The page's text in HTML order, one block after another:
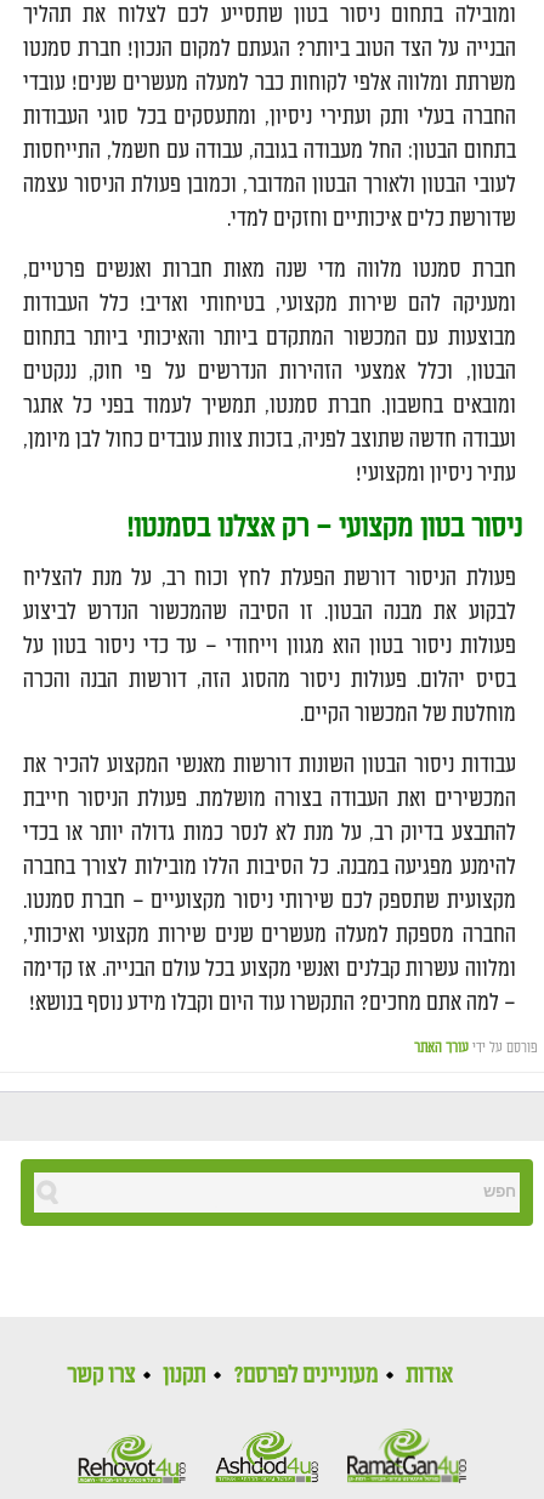
ומובילה בתחום ניסור בטון שתסייע לכם לצלוח את תהליך
הבנייה על הצד הטוב ביותר? הגעתם למקום הנכון! חברת סמנטו
משרתת ומלווה אלפי לקוחות כבר למעלה מעשרים שנים! עובדי
החברה בעלי ותק ועתירי ניסיון, ומתעסקים בכל סוגי העבודות
בתחום הבטון: החל מעבודה בגובה, עבודה עם חשמל, התייחסות
לעובי הבטון ולאורך הבטון המדובר, וכמובן פעולת הניסור עצמה
שדורשת כלים איכותיים וחזקים למדי.
חברת סמנטו מלווה מדי שנה מאות חברות ואנשים פרטיים,
ומעניקה להם שירות מקצועי, בטיחותי ואדיב! כלל העבודות
מבוצעות עם המכשור המתקדם ביותר והאיכותי ביותר בתחום
הבטון, וכלל אמצעי הזהירות הנדרשים על פי חוק, ננקטים
ומובאים בחשבון. חברת סמנטו, תמשיך לעמוד בפני כל אתגר
ועבודה חדשה שתוצב לפניה, בזכות צוות עובדים כחול לבן מיומן,
עתיר ניסיון ומקצועי!
ניסור בטון מקצועי – רק אצלנו בסמנטו!
פעולת הניסור דורשת הפעלת לחץ וכוח רב, על מנת להצליח
לבקוע את מבנה הבטון. זו הסיבה שהמכשור הנדרש לביצוע
פעולות ניסור בטון הוא מגוון וייחודי – עד כדי ניסור בטון על
בסיס יהלום. פעולות ניסור מהסוג הזה, דורשות הבנה והכרה
מוחלטת של המכשור הקיים.
עבודות ניסור הבטון השונות דורשות מאנשי המקצוע להכיר את
המכשירים ואת העבודה בצורה מושלמת. פעולת הניסור חייבת
להתבצע בדיוק רב, על מנת לא לנסר כמות גדולה יותר או בכדי
להימנע מפגיעה במבנה. כל הסיבות הללו מובילות לצורך בחברה
מקצועית שתספק לכם שירותי ניסור מקצועיים – חברת סמנטו.
החברה מספקת למעלה מעשרים שנים שירות מקצועי ואיכותי,
ומלווה עשרות קבלנים ואנשי מקצוע בכל עולם הבנייה. אז קדימה
– למה אתם מחכים? התקשרו עוד היום וקבלו מידע נוסף בנושא!
פורסם על ידי עורך האתר
אודות מעוניינים לפרסם? תקנון צרו קשר